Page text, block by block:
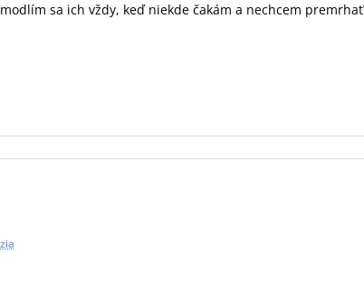
sa ich vždy, keď niekde čakám a nechcem premrhať